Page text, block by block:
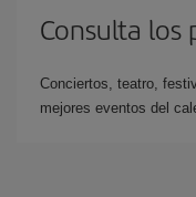
Consulta los
Conciertos, teatro,
mejores eventos del